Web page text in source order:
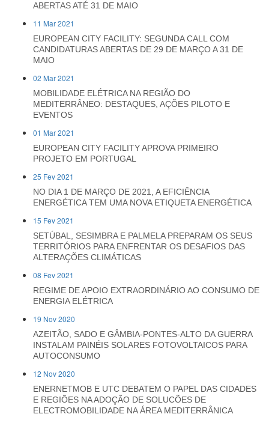
ABERTAS ATÉ 31 DE MAIO
11 Mar 2021
EUROPEAN CITY FACILITY: SEGUNDA CALL COM
CANDIDATURAS ABERTAS DE 29 DE MARÇO A 31 DE
MAIO
02 Mar 2021
MOBILIDADE ELÉTRICA NA REGIÃO DO
MEDITERRÂNEO: DESTAQUES, AÇÕES PILOTO E
EVENTOS
01 Mar 2021
EUROPEAN CITY FACILITY APROVA PRIMEIRO
PROJETO EM PORTUGAL
25 Fev 2021
NO DIA 1 DE MARÇO DE 2021, A EFICIÊNCIA
ENERGÉTICA TEM UMA NOVA ETIQUETA ENERGÉTICA
15 Fev 2021
SETÚBAL, SESIMBRA E PALMELA PREPARAM OS SEUS
TERRITÓRIOS PARA ENFRENTAR OS DESAFIOS DAS
ALTERAÇÕES CLIMÁTICAS
08 Fev 2021
REGIME DE APOIO EXTRAORDINÁRIO AO CONSUMO DE
ENERGIA ELÉTRICA
19 Nov 2020
AZEITÃO, SADO E GÂMBIA-PONTES-ALTO DA GUERRA
INSTALAM PAINÉIS SOLARES FOTOVOLTAICOS PARA
AUTOCONSUMO
12 Nov 2020
ENERNETMOB E UTC DEBATEM O PAPEL DAS CIDADES
E REGIÕES NA ADOÇÃO DE SOLUCÕES DE
ELECTROMOBILIDADE NA ÁREA MEDITERRÂNICA